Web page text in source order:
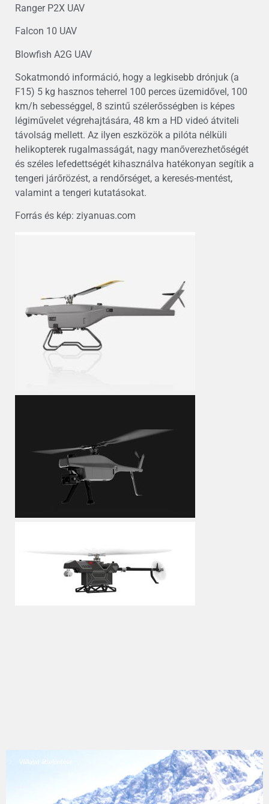
Ranger P2X UAV
Falcon 10 UAV
Blowfish A2G UAV
Sokatmondó információ, hogy a legkisebb drónjuk (a
F15) 5 kg hasznos teherrel 100 perces üzemidővel, 100
km/h sebességgel, 8 szintű szélerősségben is képes
légiművelet végrehajtására, 48 km a HD videó átviteli
távolság mellett. Az ilyen eszközök a pilóta nélküli
helikopterek rugalmasságát, nagy manőverezhetőségét
és széles lefedettségét kihasználva hatékonyan segítik a
tengeri járőrözést, a rendőrséget, a keresés-mentést,
valamint a tengeri kutatásokat.
Forrás és kép: ziyanuas.com